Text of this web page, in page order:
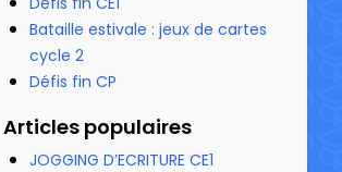
Bataille estivale : jeux de cartes
cycle 2
Défis fin CP
Articles populaires
JOGGING D’ECRITURE CE1